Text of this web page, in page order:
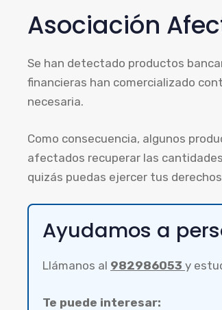
Asociación
Se han detectado productos
financieras han comercializado
necesaria.
Como consecuencia, algunos
afectados recuperar las
quizás puedas ejercer tus
Ayudamos a
Llámanos al 982986053 y
Te puede interesar: